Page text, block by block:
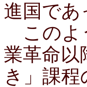
進国であ
このよ
業革命以
き」課